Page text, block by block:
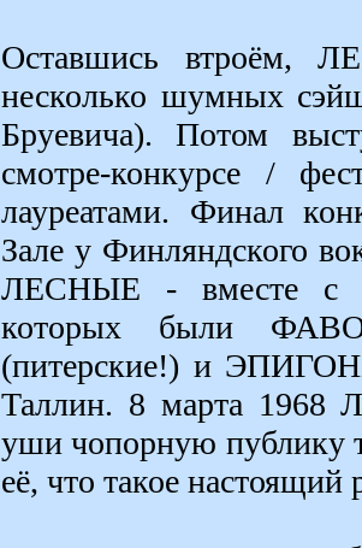
Оставшись втроём,
несколько шумных
Бруевича). Потом
смотре-конкурсе /
лауреатами. Финал
Зале у Финляндского
ЛЕСНЫЕ - вместе с
которых были
(питерские!) и
Таллин. 8 марта 1968
уши чопорную публику
её, что такое настоящий